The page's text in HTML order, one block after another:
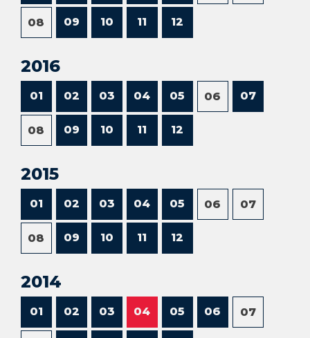
08 09 10 11 12
2016
01 02 03 04 05 06 07
08 09 10 11 12
2015
01 02 03 04 05 06 07
08 09 10 11 12
2014
01 02 03 04 05 06 07